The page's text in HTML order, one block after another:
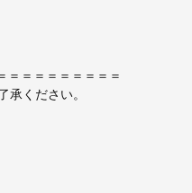
＝＝＝＝＝＝＝＝＝
承ください。